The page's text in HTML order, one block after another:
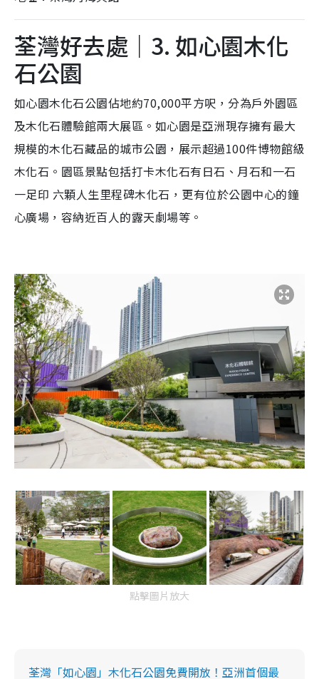
荃灣好去處｜3. 如心園木化
石公園
如心園木化石公園佔地約70,000平方呎，分為戶外園區
及木化石體驗館兩大展區。如心園是亞洲現存擁有最大
規模的木化石藏品的城市公園，展示超過100件博物館級
木化石。園區景點包括打卡木化石有日石、月石和一石
一足印 六顆人生里程碑木化石，更有位於公園中心的鐘
心廣場，容納近百人的露天劇場等。
點擊圖片放大
荃灣「如心園」木化石公園免費開放！亞洲首個最